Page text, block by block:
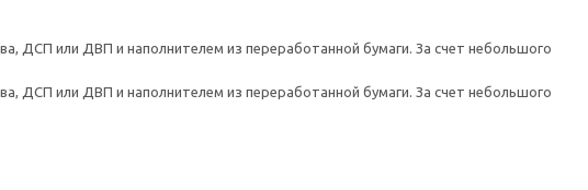
ДСП или ДВП и наполнителем из переработанной бумаги. За счет небольшого
ДСП или ДВП и наполнителем из переработанной бумаги. За счет небольшого